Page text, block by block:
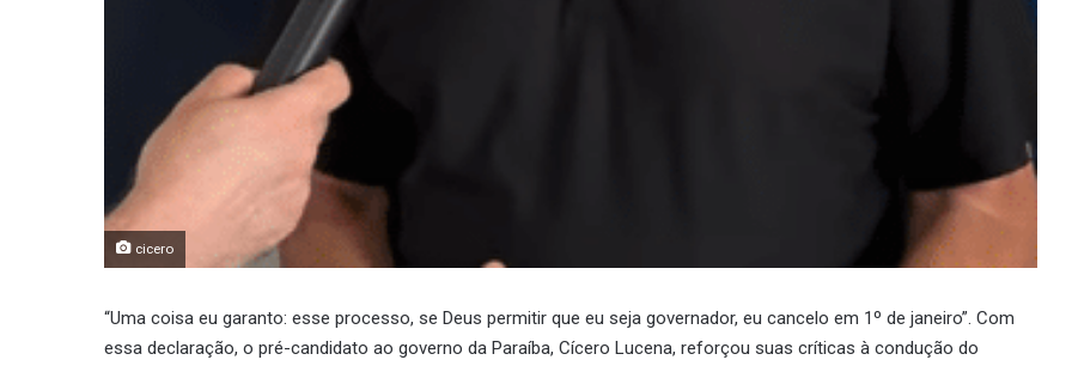
cicero
“Uma coisa eu garanto: esse processo, se Deus permitir que eu seja governador, eu cancelo em 1º de janeiro”. Com
essa declaração, o pré-candidato ao governo da Paraíba, Cícero Lucena, reforçou suas críticas à condução do